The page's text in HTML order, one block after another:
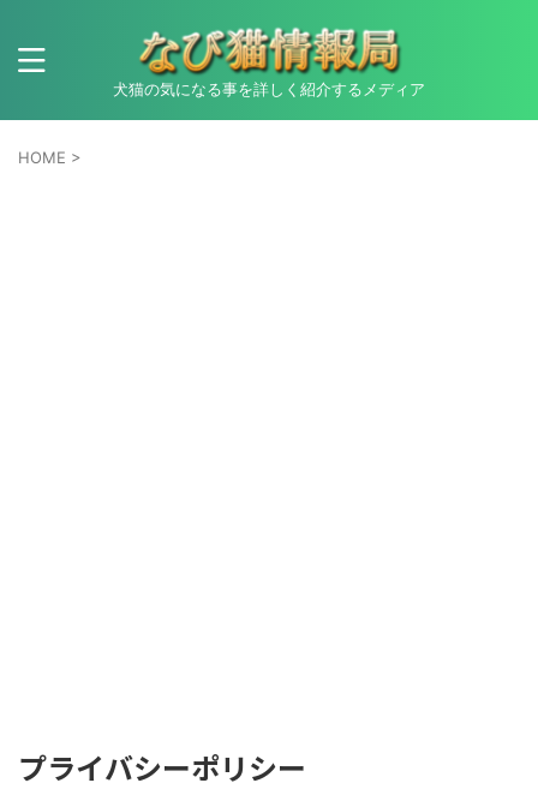
犬猫の気になる事を詳しく紹介するメディア
HOME >
プライバシーポリシー